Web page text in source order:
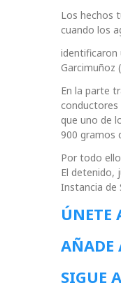
Los hechos
cuando los
identificaron
Garcimuñoz
En la parte
conductores
que uno de
900 gramos
Por todo
El detenido,
Instancia de
ÚNETE
AÑADE
SIGUE